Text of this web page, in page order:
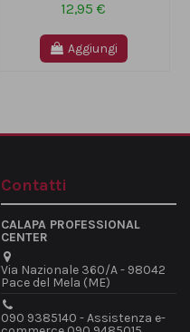
12,95 €
Aggiungi
Contatti
CALAPA PROFESSIONAL
CENTER
Via Nazionale 360/A - 98042
Pace del Mela (ME)
090 9385140 - Assistenza e-